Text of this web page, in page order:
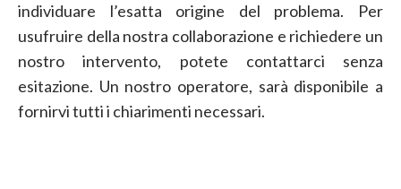
individuare l’esatta origine del problema. Per
usufruire della nostra collaborazione e richiedere un
nostro intervento, potete contattarci senza
esitazione. Un nostro operatore, sarà disponibile a
fornirvi tutti i chiarimenti necessari.